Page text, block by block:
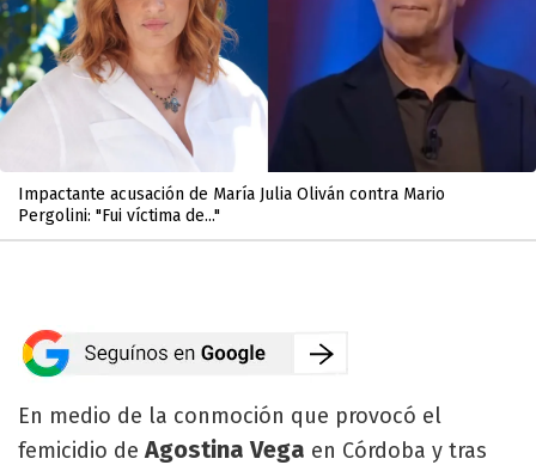
Impactante acusación de María Julia Oliván contra Mario
Pergolini: "Fui víctima de..."
En medio de la conmoción que provocó el
femicidio deAgostina Vega en Córdoba y tras